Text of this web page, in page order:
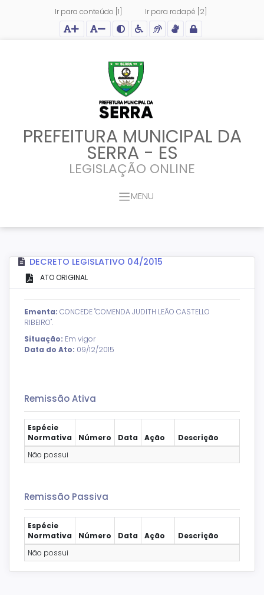
Ir para conteúdo [1] Ir para rodapé [2]
Ação para aumentar tamanho da fonte do site
Ação para diminuir tamanho da fonte do site
Ação para aplicar auto contraste no site
Acessar página sobre acessibilidade do site
Acessar página sobre NVDA - Leitor de Tela
Acessar página sobre VLibras - Tradutor de
Acessar Intranet
PREFEITURA MUNICIPAL DA
SERRA - ES
LEGISLAÇÃO ONLINE
MENU
DECRETO LEGISLATIVO 04/2015
ATO ORIGINAL
Ementa: CONCEDE "COMENDA JUDITH LEÃO CASTELLO
RIBEIRO".
Situação: Em vigor
Data do Ato: 09/12/2015
Remissão Ativa
Espécie
Normativa
Número Data Ação
Descrição
Não possui
Remissão Passiva
Espécie
Normativa
Número Data Ação
Descrição
Não possui